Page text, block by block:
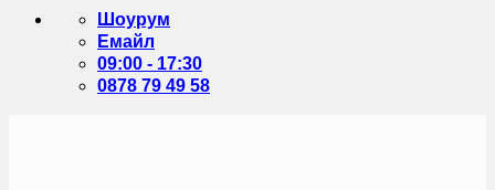
Шоурум
Емайл
09:00 - 17:30
0878 79 49 58